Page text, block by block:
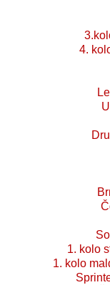
4.
1. kolo
1. kolo